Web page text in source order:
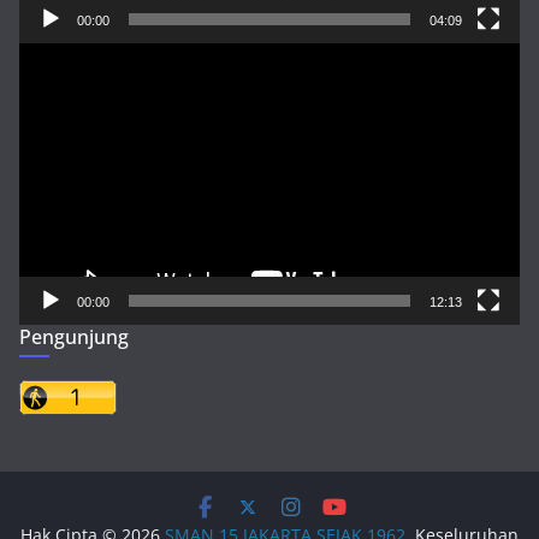
00:00 04:09
00:00 12:13
Pengunjung